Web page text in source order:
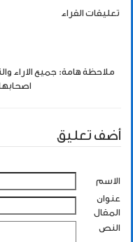
تعليقات القراء
ملاحظة هامة: جميع الاراء
أضف تعليق
الاسم
عنوان
المقال
النص